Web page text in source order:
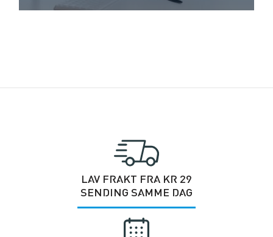
LAV FRAKT FRA KR 29
SENDING SAMME DAG